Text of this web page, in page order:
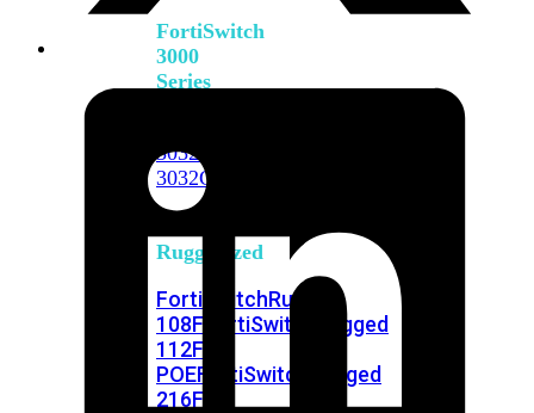
FortiSwitch
3000
Series
3032E
3032G
Ruggedized
FortiSwitchRugged
108F FortiSwitchRugged
112F-
POEFortiSwitchRugged
216F-